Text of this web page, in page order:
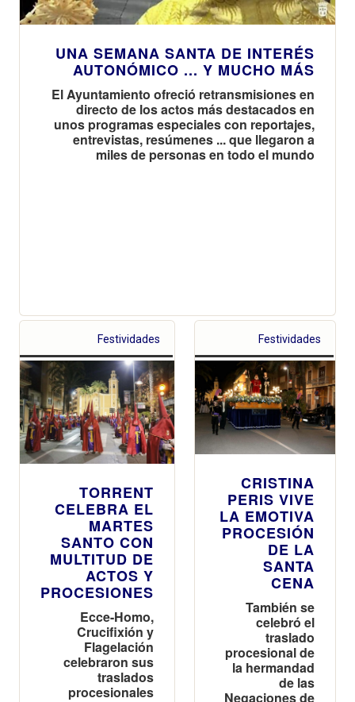
UNA SEMANA SANTA DE INTERÉS
AUTONÓMICO ... Y MUCHO MÁS
El Ayuntamiento ofreció retransmisiones en
directo de los actos más destacados en
unos programas especiales con reportajes,
entrevistas, resúmenes ... que llegaron a
miles de personas en todo el mundo
Festividades
TORRENT
CELEBRA EL
MARTES
SANTO CON
MULTITUD DE
ACTOS Y
PROCESIONES
Ecce-Homo,
Crucifixión y
Flagelación
celebraron sus
traslados
procesionales
Festividades
CRISTINA
PERIS VIVE
LA EMOTIVA
PROCESIÓN
DE LA
SANTA
CENA
También se
celebró el
traslado
procesional de
la hermandad
de las
Negaciones de